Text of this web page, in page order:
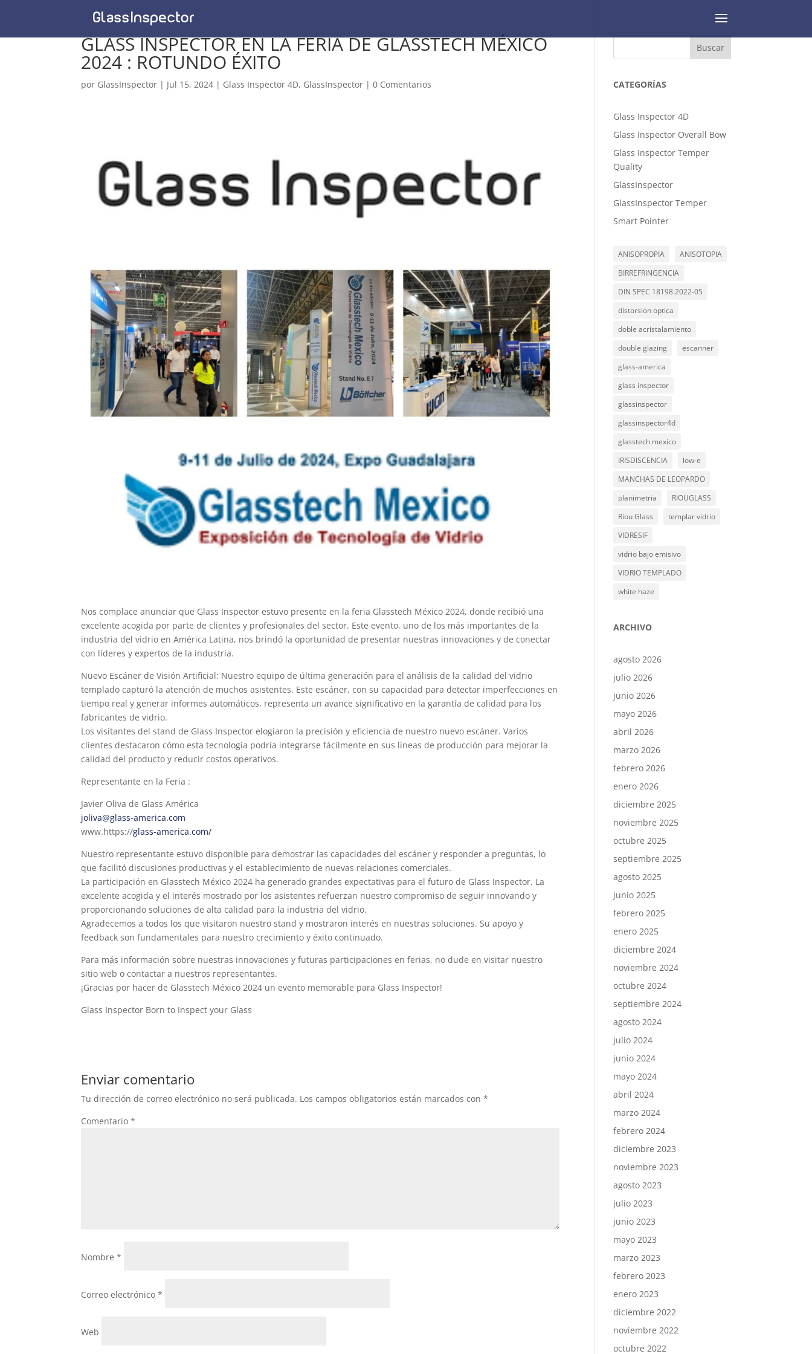
GLASS INSPECTOR EN LA FERIA DE GLASSTECH MÉXICO
2024 : ROTUNDO ÉXITO
por GlassInspector | Jul 15, 2024 | Glass Inspector 4D, GlassInspector |0 Comentarios
Nos complace anunciar que Glass Inspector estuvo presente en la feria Glasstech México 2024, donde recibió una
excelente acogida por parte de clientes y profesionales del sector. Este evento, uno de los más importantes de la
industria del vidrio en América Latina, nos brindó la oportunidad de presentar nuestras innovaciones y de conectar
con líderes y expertos de la industria.
Nuevo Escáner de Visión Artificial: Nuestro equipo de última generación para el análisis de la calidad del vidrio
templado capturó la atención de muchos asistentes. Este escáner, con su capacidad para detectar imperfecciones en
tiempo real y generar informes automáticos, representa un avance significativo en la garantía de calidad para los
fabricantes de vidrio.
Los visitantes del stand de Glass Inspector elogiaron la precisión y eficiencia de nuestro nuevo escáner. Varios
clientes destacaron cómo esta tecnología podría integrarse fácilmente en sus líneas de producción para mejorar la
calidad del producto y reducir costos operativos.
Representante en la Feria :
Javier Oliva de Glass América
joliva@glass-america.com
www.https://glass-america.com/
Nuestro representante estuvo disponible para demostrar las capacidades del escáner y responder a preguntas, lo
que facilitó discusiones productivas y el establecimiento de nuevas relaciones comerciales.
La participación en Glasstech México 2024 ha generado grandes expectativas para el futuro de Glass Inspector. La
excelente acogida y el interés mostrado por los asistentes refuerzan nuestro compromiso de seguir innovando y
proporcionando soluciones de alta calidad para la industria del vidrio.
Agradecemos a todos los que visitaron nuestro stand y mostraron interés en nuestras soluciones. Su apoyo y
feedback son fundamentales para nuestro crecimiento y éxito continuado.
Para más información sobre nuestras innovaciones y futuras participaciones en ferias, no dude en visitar nuestro
sitio web o contactar a nuestros representantes.
¡Gracias por hacer de Glasstech México 2024 un evento memorable para Glass Inspector!
Glass Inspector Born to Inspect your Glass
Enviar comentario
Tu dirección de correo electrónico no será publicada. Los campos obligatorios están marcados con*
Comentario*
Nombre*
Correo electrónico*
Web
Buscar
CATEGORÍAS
Glass Inspector 4D
Glass Inspector Overall Bow
Glass Inspector Temper
Quality
GlassInspector
GlassInspector Temper
Smart Pointer
ANISOPROPIA
ANISOTOPIA
BIRREFRINGENCIA
DIN SPEC 18198:2022-05
distorsion optica
doble acristalamiento
double glazing
escanner
glass-america
glass inspector
glassinspector
glassinspector4d
glasstech mexico
IRISDISCENCIA
low-e
MANCHAS DE LEOPARDO
planimetria
RIOUGLASS
Riou Glass
templar vidrio
VIDRESIF
vidrio bajo emisivo
VIDRIO TEMPLADO
white haze
ARCHIVO
agosto 2026
julio 2026
junio 2026
mayo 2026
abril 2026
marzo 2026
febrero 2026
enero 2026
diciembre 2025
noviembre 2025
octubre 2025
septiembre 2025
agosto 2025
junio 2025
febrero 2025
enero 2025
diciembre 2024
noviembre 2024
octubre 2024
septiembre 2024
agosto 2024
julio 2024
junio 2024
mayo 2024
abril 2024
marzo 2024
febrero 2024
diciembre 2023
noviembre 2023
agosto 2023
julio 2023
junio 2023
mayo 2023
marzo 2023
febrero 2023
enero 2023
diciembre 2022
noviembre 2022
octubre 2022